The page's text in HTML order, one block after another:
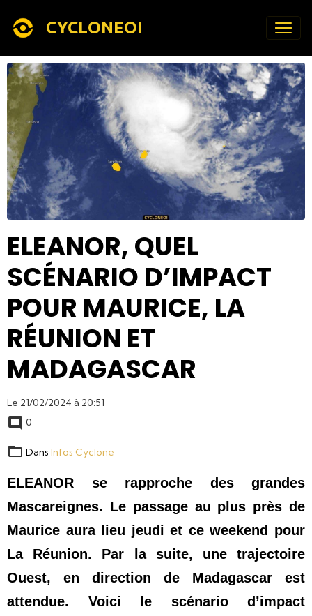
CYCLONEOI
ELEANOR, QUEL
SCÉNARIO D’IMPACT
POUR MAURICE, LA
RÉUNION ET
MADAGASCAR
Le 21/02/2024 à 20:51
0
Dans Infos Cyclone
ELEANOR se rapproche des grandes
Mascareignes. Le passage au plus près de
Maurice aura lieu jeudi et ce weekend pour
La Réunion. Par la suite, une trajectoire
Ouest, en direction de Madagascar est
attendue. Voici le scénario d’impact